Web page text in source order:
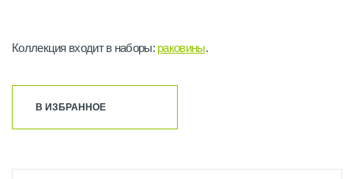
Коллекция входит в наборы: раковины.
В ИЗБРАННОЕ